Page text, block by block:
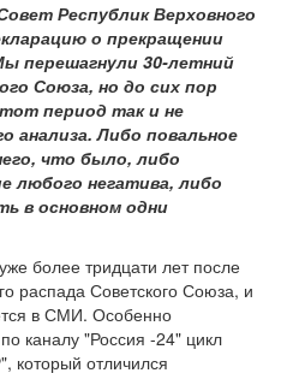
Республик Верховного
о прекращении
перешагнули 30-летний
Союза, но до сих пор
период так и не
анализа. Либо повальное
что было, либо
любого негатива, либо
в основном одни
более тридцати лет после
распада Советского Союза, и
в СМИ. Особенно
каналу "Россия -24" цикл
который отличился